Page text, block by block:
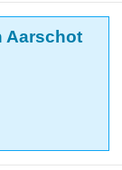
Aarschot